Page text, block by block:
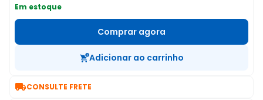
Em estoque
Comprar agora
Adicionar ao carrinho
CONSULTE FRETE